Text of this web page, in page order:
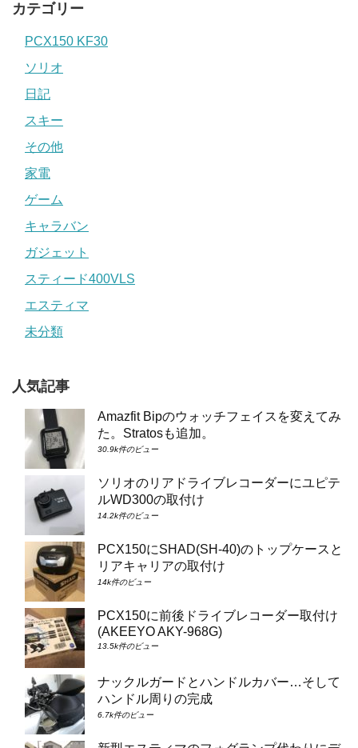
カテゴリー
PCX150 KF30
ソリオ
日記
スキー
その他
家電
ゲーム
キャラバン
ガジェット
スティード400VLS
エスティマ
未分類
人気記事
Amazfit Bipのウォッチフェイスを変えてみ
た。Stratosも追加。
30.9k件のビュー
ソリオのリアドライブレコーダーにユピテ
ルWD300の取付け
14.2k件のビュー
PCX150にSHAD(SH-40)のトップケースと
リアキャリアの取付け
14k件のビュー
PCX150に前後ドライブレコーダー取付け
(AKEEYO AKY-968G)
13.5k件のビュー
ナックルガードとハンドルカバー…そして
ハンドル周りの完成
6.7k件のビュー